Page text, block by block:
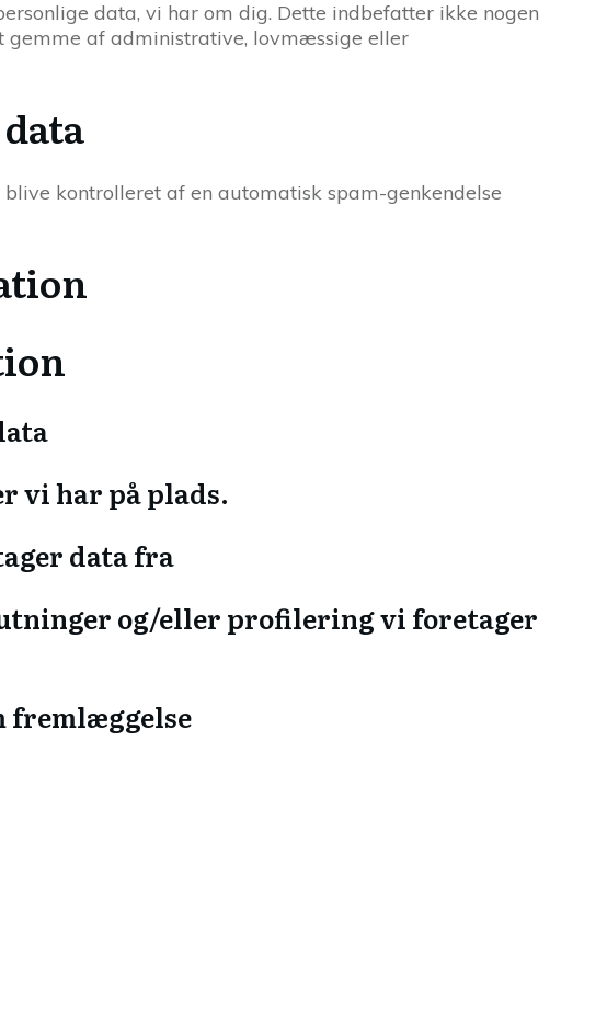
data, vi har om dig. Dette indbefatter ikke nogen
af administrative, lovmæssige eller
kontrolleret af en automatisk spam-genkendelse
vi har på plads.
data fra
og/eller profilering vi foretager
fremlæggelse